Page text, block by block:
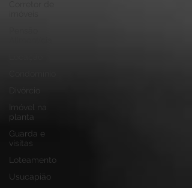
Imóvel na
planta
Guarda e
visitas
Loteamento
Usucapião